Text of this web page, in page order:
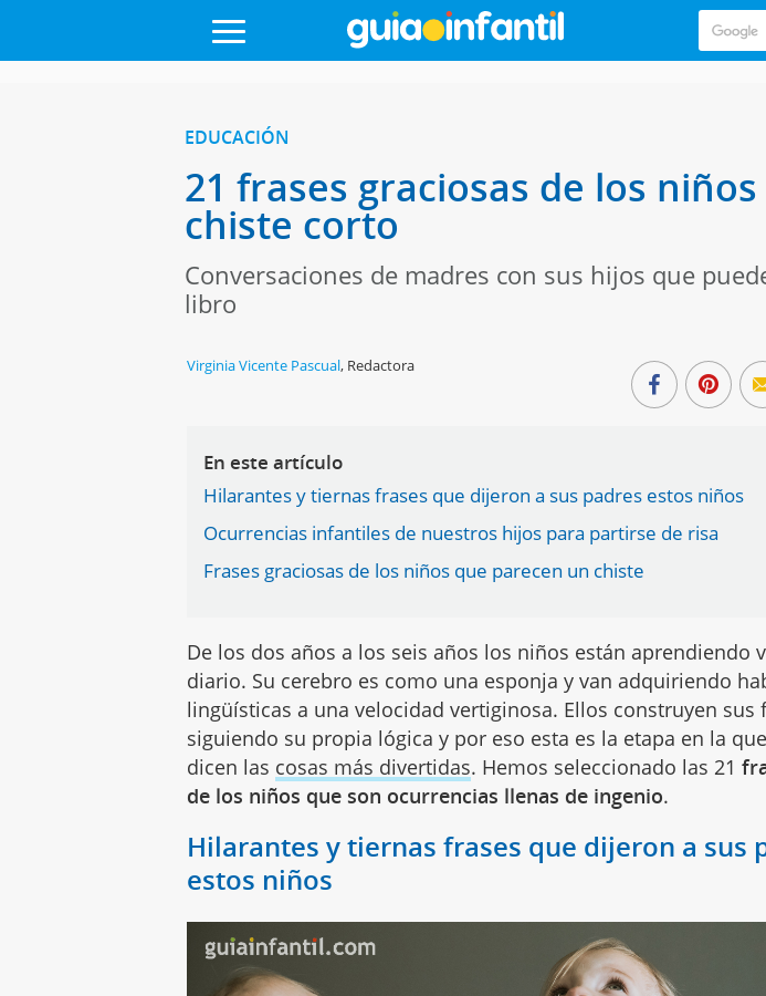
EDUCACIÓN
21 frases graciosas de los
chiste corto
Conversaciones de madres con sus hijos que
libro
Virginia Vicente Pascual, Redactora
En este artículo
Hilarantes y tiernas frases que dijeron a sus padres estos niños
Ocurrencias infantiles de nuestros hijos para partirse de risa
Frases graciosas de los niños que parecen un chiste
De los dos años a los seis años los niños están aprendiendo
diario. Su cerebro es como una esponja y van adquiriendo
lingüísticas a una velocidad vertiginosa. Ellos construyen sus
siguiendo su propia lógica y por eso esta es la etapa en la
dicen las cosas más divertidas. Hemos seleccionado las 21
de los niños que son ocurrencias llenas de ingenio.
Hilarantes y tiernas frases que dijeron a sus
estos niños